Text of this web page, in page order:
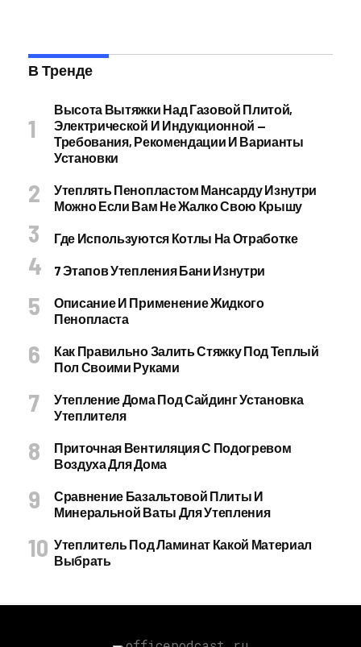
В Тренде
Высота Вытяжки Над Газовой Плитой,
Электрической И Индукционной —
Требования, Рекомендации И Варианты
Установки
Утеплять Пенопластом Мансарду Изнутри
Можно Если Вам Не Жалко Свою Крышу
Где Используются Котлы На Отработке
7 Этапов Утепления Бани Изнутри
Описание И Применение Жидкого
Пенопласта
Как Правильно Залить Стяжку Под Теплый
Пол Своими Руками
Утепление Дома Под Сайдинг Установка
Утеплителя
Приточная Вентиляция С Подогревом
Воздуха Для Дома
Сравнение Базальтовой Плиты И
Минеральной Ваты Для Утепления
Утеплитель Под Ламинат Какой Материал
Выбрать